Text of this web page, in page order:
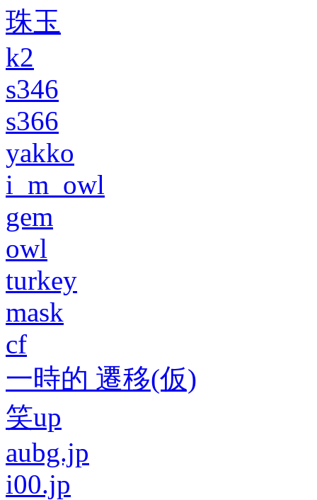
珠玉
k2
s346
s366
yakko
i_m_owl
gem
owl
turkey
mask
cf
一時的 遷移(仮)
笑up
aubg.jp
i00.jp